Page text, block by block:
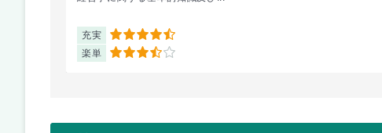
充実 4.5
楽単 3.5